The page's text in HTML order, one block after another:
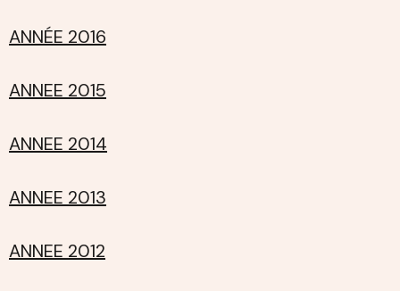
ANNÉE 2016
ANNEE 2015
ANNEE 2014
ANNEE 2013
ANNEE 2012